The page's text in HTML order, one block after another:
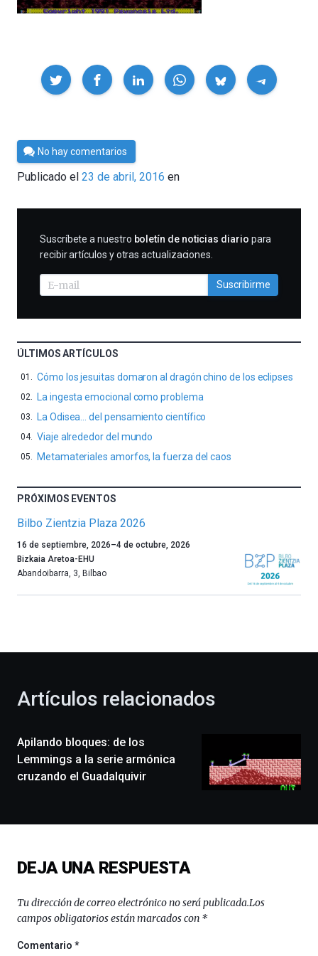
Compartir
Por
Cultura
Cientifica
No hay comentarios
Publicado el 23 de abril, 2016 en
SUSCRIBIRME
Suscríbete a nuestro boletín de noticias diario para
recibir artículos y otras actualizaciones.
Suscribirme
ÚLTIMOS ARTÍCULOS
Cómo los jesuitas domaron al dragón chino de los eclipses
La ingesta emocional como problema
La Odisea… del pensamiento científico
Viaje alrededor del mundo
Metamateriales amorfos, la fuerza del caos
PRÓXIMOS EVENTOS
Bilbo Zientzia Plaza 2026
Un
año
más,
celebración
novena
edición
de
que
la
ciudad
monólogos,
16 de septiembre, 2026–4 de octubre, 2026
Bizkaia Aretoa-EHU
Abandoibarra, 3, Bilbao
Artículos relacionados
Apilando bloques: de los
Lemmings a la serie armónica
cruzando el Guadalquivir
DEJA UNA RESPUESTA
Tu dirección de correo electrónico no será publicada.Los
campos obligatorios están marcados con *
Comentario*